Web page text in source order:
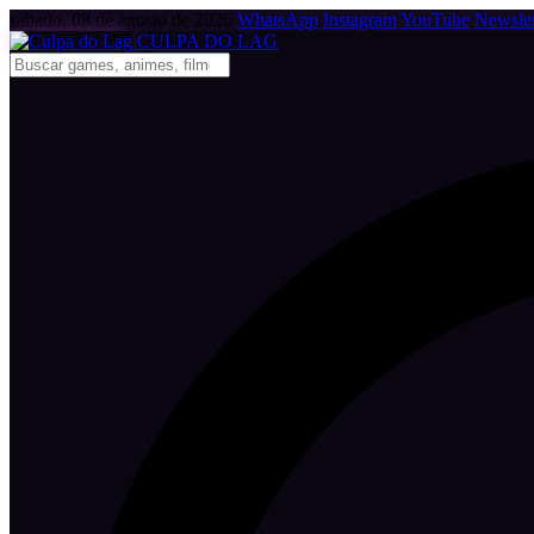
sábado, 08 de agosto de 2026 WhatsApp InstagramYouTube
CULPA DO LAG